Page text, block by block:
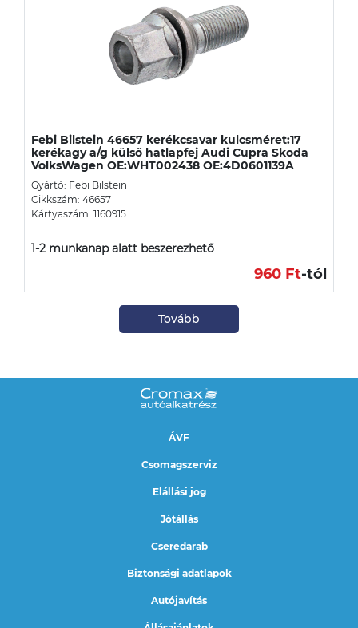
Febi Bilstein 46657 kerékcsavar kulcsméret:17
kerékagy a/g külső hatlapfej Audi Cupra Skoda
VolksWagen OE:WHT002438 OE:4D0601139A
Gyártó: Febi Bilstein
Cikkszám: 46657
Kártyaszám: 1160915
1-2 munkanap alatt beszerezhető
960 Ft-tól
Tovább
ÁVF
Csomagszerviz
Elállási jog
Jótállás
Cseredarab
Biztonsági adatlapok
Autójavítás